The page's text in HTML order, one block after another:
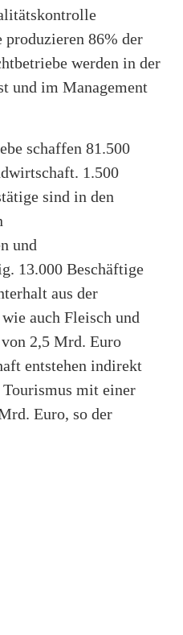
produzieren 86% der
werden in der
und im Management
schaffen 81.500
1.500
sind in den
und
13.000 Beschäftige
aus der
auch Fleisch und
2,5 Mrd. Euro
entstehen indirekt
mit einer
Euro, so der